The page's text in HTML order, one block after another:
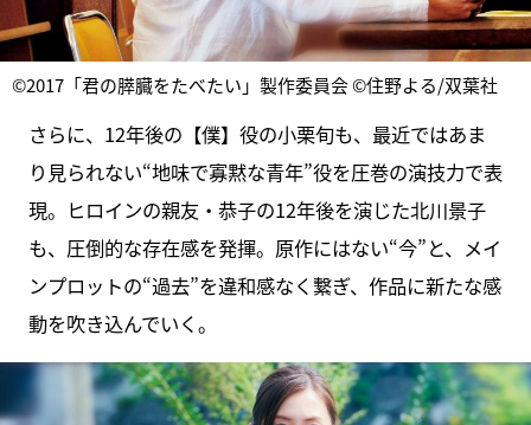
©2017「君の膵臓をたべたい」製作委員会 ©住野よる/双葉社
さらに、12年後の【僕】役の小栗旬も、最近ではあま
り見られない“地味で寡黙な青年”役を圧巻の演技力で表
現。ヒロインの親友・恭子の12年後を演じた北川景子
も、圧倒的な存在感を発揮。原作にはない“今”と、メイ
ンプロットの“過去”を違和感なく繋ぎ、作品に新たな感
動を吹き込んでいく。